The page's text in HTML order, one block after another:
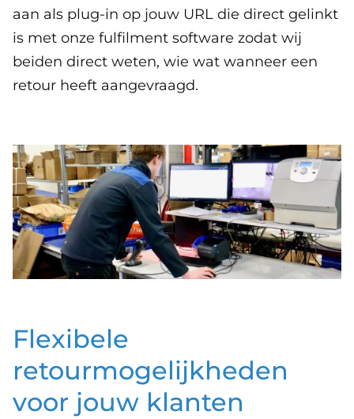
aan als plug-in op jouw URL die direct gelinkt
is met onze fulfilment software zodat wij
beiden direct weten, wie wat wanneer een
retour heeft aangevraagd.
Flexibele
retourmogelijkheden
voor jouw klanten